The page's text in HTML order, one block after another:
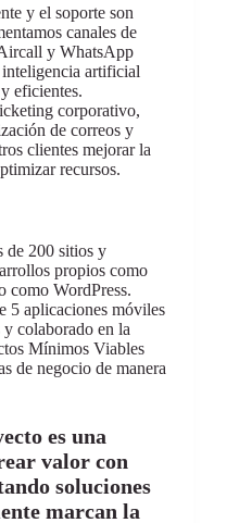
y el soporte son
canales de
y WhatsApp
artificial
eficientes.
corporativo,
de correos y
clientes mejorar la
recursos.
de 200 sitios y
propios como
como WordPress.
5 aplicaciones móviles
colaborado en la
Mínimos Viables
de negocio de manera
es una
valor con
soluciones
marcan la